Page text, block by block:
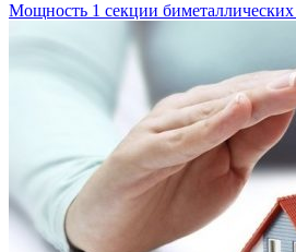
Мощность 1 секции биметаллических